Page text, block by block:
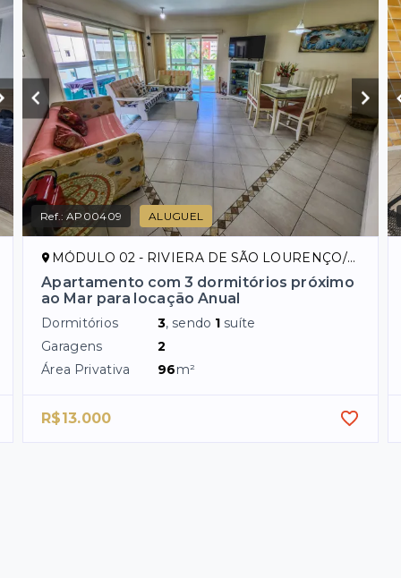
Ref.:AP00409 ALUGUEL
MÓDULO 02 - RIVIERA DE SÃO LOURENÇO/SP
Apartamento com 3 dormitórios próximo
ao Mar para locação Anual
Dormitórios 3, sendo 1 suíte
Garagens
2
Área Privativa
96m²
R$13.000